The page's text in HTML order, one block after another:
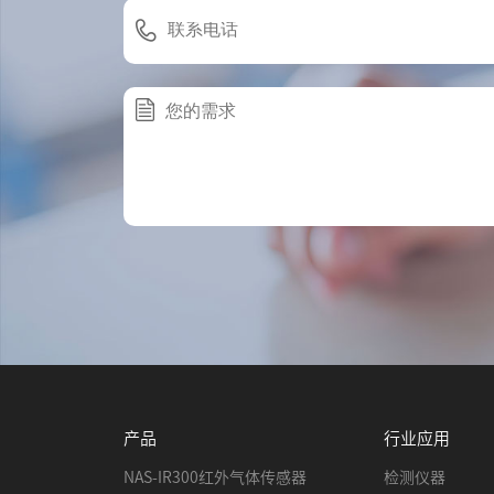
产品
NAS-IR300红外气体传感器
行业应用
检测仪器